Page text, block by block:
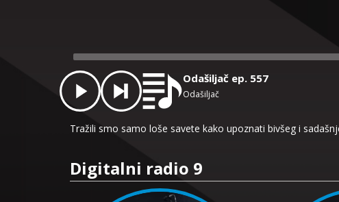
Player
Odašiljač ep. 557
Odašiljač
Tražili smo samo loše savete kako upoznati bivšeg i
Digitalni radio 9